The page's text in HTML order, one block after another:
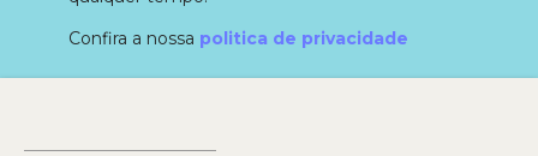
Confira a nossa politica de privacidade